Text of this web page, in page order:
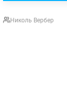
Николь Вербер